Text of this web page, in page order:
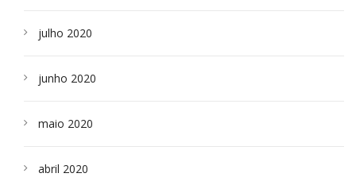
julho 2020
junho 2020
maio 2020
abril 2020